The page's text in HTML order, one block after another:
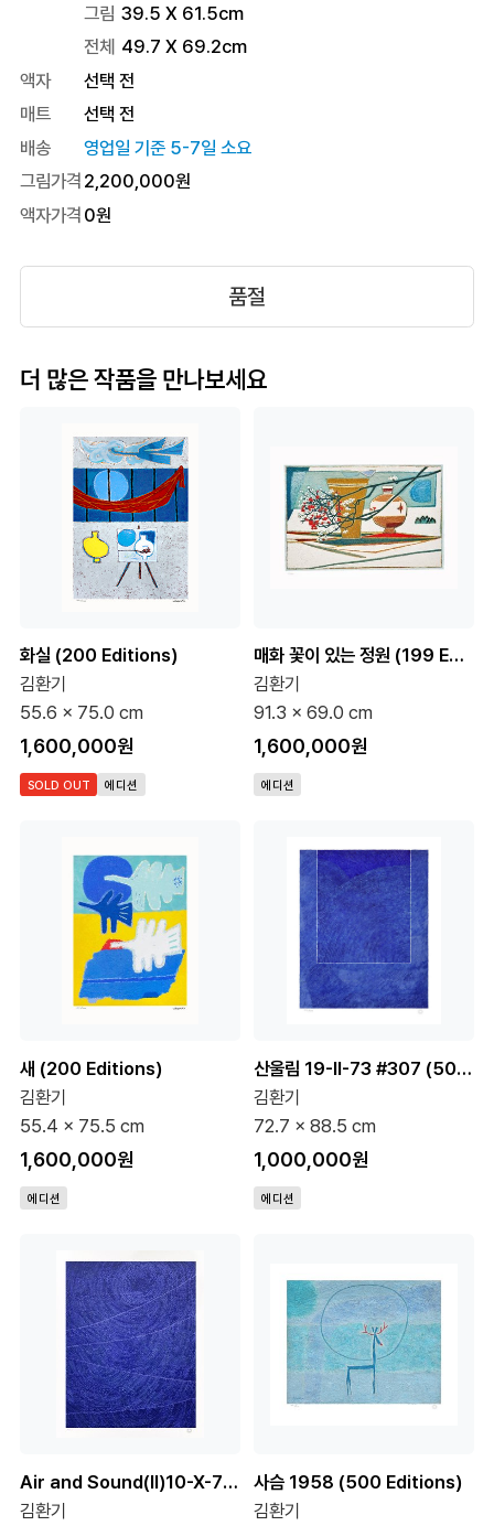
그림 39.5 X 61.5cm
전체 49.7 X 69.2cm
액자
선택 전
매트
선택 전
배송
영업일 기준 5-7일 소요
그림가격 2,200,000원
액자가격 0원
품절
더 많은 작품을 만나보세요
화실 (200 Editions)
김환기
55.6 x 75.0 cm
1,600,000원
SOLD OUT 에디션
매화 꽃이 있는 정원 (199 Editions)
김환기
91.3 x 69.0 cm
1,600,000원
에디션
새 (200 Editions)
김환기
55.4 x 75.5 cm
1,600,000원
에디션
산울림 19-II-73 #307 (500 Editions)
김환기
72.7 x 88.5 cm
1,000,000원
에디션
Air and Sound(Ⅱ)10-Ⅹ-73 #322 (200 Editions)
김환기
사슴 1958 (500 Editions)
김환기